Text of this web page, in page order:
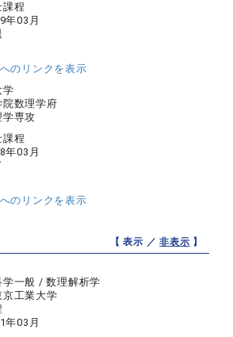
課程
年03月
のリンクを表示
学
院数理学府
学専攻
課程
年03月
のリンクを表示
【 表示 ／非表示 】
学一般 / 数理解析学
京工業大学
年03月